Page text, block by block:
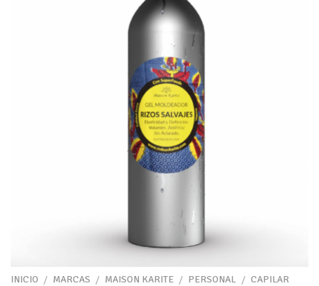
INICIO / MARCAS / MAISON KARITE / PERSONAL / CAPILAR